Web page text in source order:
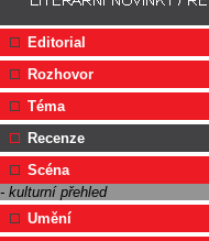
Editorial
Rozhovor
Téma
Recenze
Scéna
- kulturní přehled
Umění